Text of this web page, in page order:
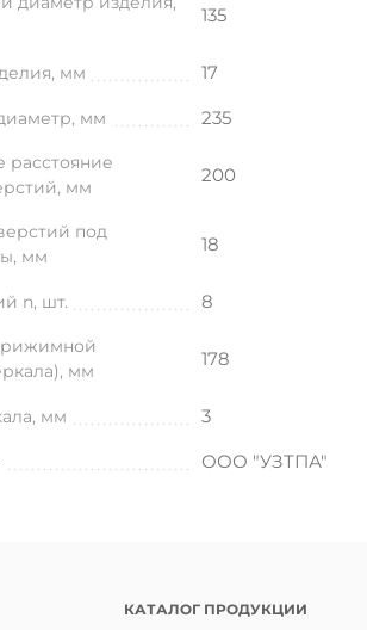
135
мм 17
мм 235
расстояние
мм
200
под
мм
18
n, шт. 8
мм
178
мм 3
ООО "УЗТПА"
КАТАЛОГ ПРОДУКЦИИ